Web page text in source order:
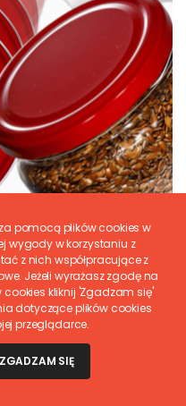
wieczka wieka
pomocą plików cookies w
wygody w korzystaniu z
z nich współpracujące z
Jeżeli wyrażasz zgodę na
kliknij 'Zgadzam się'
dotyczące plików cookies
przeglądarce.
ZGADZAM SIĘ